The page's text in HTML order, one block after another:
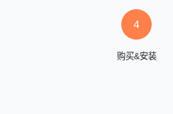
4
购买&安装